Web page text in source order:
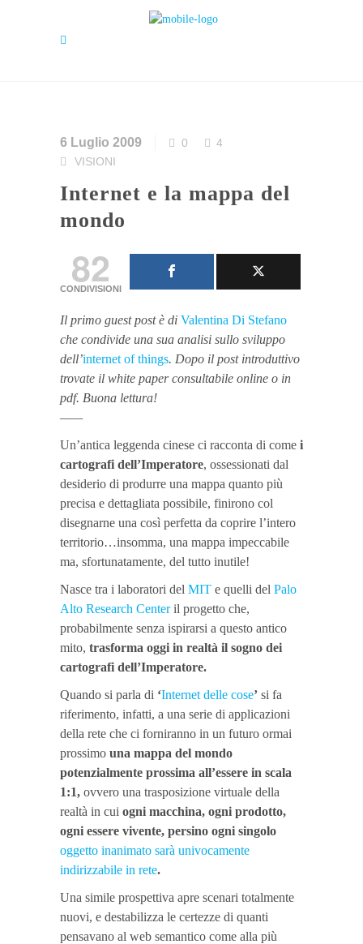
6 Luglio 2009 0
4
VISIONI
Internet e la mappa del
mondo
82
CONDIVISIONI
Il primo guest post è di Valentina Di Stefano
che condivide una sua analisi sullo sviluppo
dell’internet of things. Dopo il post introduttivo
trovate il white paper consultabile online o in
pdf. Buona lettura!
——
Un’antica leggenda cinese ci racconta di come i
cartografi dell’Imperatore, ossessionati dal
desiderio di produrre una mappa quanto più
precisa e dettagliata possibile, finirono col
disegnarne una così perfetta da coprire l’intero
territorio…insomma, una mappa impeccabile
ma, sfortunatamente, del tutto inutile!
Nasce tra i laboratori del MIT e quelli del Palo
Alto Research Centeril progetto che,
probabilmente senza ispirarsi a questo antico
mito, trasforma oggi in realtà il sogno dei
cartografi dell’Imperatore.
Quando si parla di ‘Internet delle cose’ si fa
riferimento, infatti, a una serie di applicazioni
della rete che ci forniranno in un futuro ormai
prossimo una mappa del mondo
potenzialmente prossima all’essere in scala
1:1, ovvero una trasposizione virtuale della
realtà in cui ogni macchina, ogni prodotto,
ogni essere vivente, persino ogni singolo
oggetto inanimato sarà univocamente
indirizzabile in rete.
Una simile prospettiva apre scenari totalmente
nuovi, e destabilizza le certezze di quanti
pensavano al web semantico come alla più